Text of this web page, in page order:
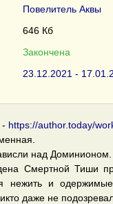
Повелитель Аквы
646 Кб
Закончена
23.12.2021 -
- https://author.today/
над
Смертной Тиши
нежить и
даже не подозревал